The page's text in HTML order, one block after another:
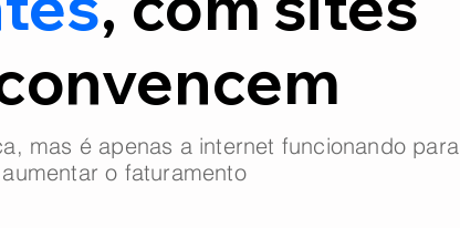
mas é apenas a internet funcionando para
o faturamento